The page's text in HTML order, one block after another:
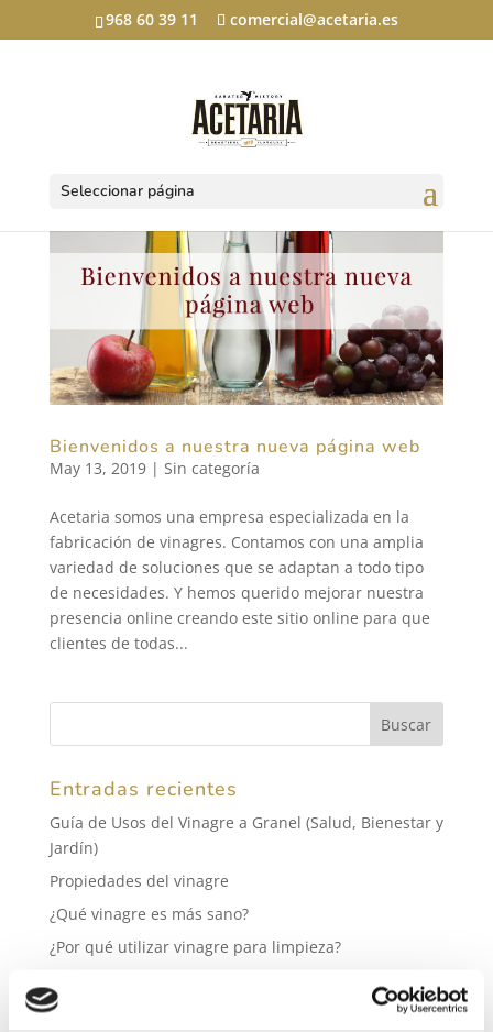
968 60 39 11 comercial@acetaria.es
Seleccionar página
Bienvenidos a nuestra nueva página web
May 13, 2019| Sin categoría
Acetaria somos una empresa especializada en la
fabricación de vinagres. Contamos con una amplia
variedad de soluciones que se adaptan a todo tipo
de necesidades. Y hemos querido mejorar nuestra
presencia online creando este sitio online para que
clientes de todas...
Entradas recientes
Guía de Usos del Vinagre a Granel (Salud, Bienestar y
Jardín)
Propiedades del vinagre
¿Qué vinagre es más sano?
¿Por qué utilizar vinagre para limpieza?
blanco?